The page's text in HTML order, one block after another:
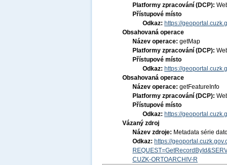
Platformy zpracování (DCP):
Přístupové místo
Odkaz: https://
Obsahovaná operace
Název operace: getMap
Platformy zpracování (DCP):
Přístupové místo
Odkaz: https://
Obsahovaná operace
Název operace: getFeatureInfo
Platformy zpracování (DCP):
Přístupové místo
Odkaz: https://
Vázaný zdroj
Název zdroje: Metadata série
Odkaz: https://
CUZK-ORTOARCHIV-R